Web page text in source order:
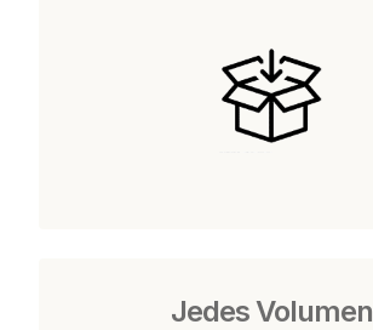
Jedes Volumen